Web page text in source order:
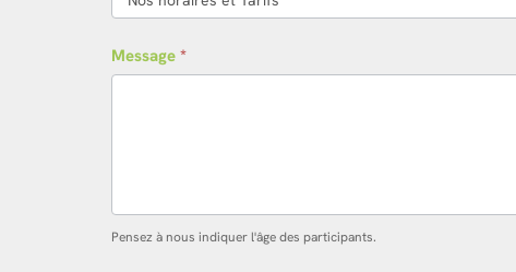
Message *
Pensez à nous indiquer l'âge des participants.